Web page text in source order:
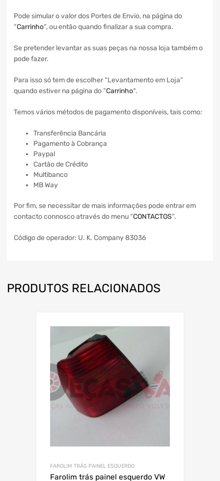
Pode simular o valor dos Portes de Envio, na página do
“Carrinho“, ou então quando finalizar a sua compra.
Se pretender levantar as suas peças na nossa loja também o
pode fazer.
Para isso só tem de escolher “Levantamento em Loja”
quando estiver na página do “Carrinho“.
Temos vários métodos de pagamento disponíveis, tais como:
Transferência Bancária
Pagamento à Cobrança
Paypal
Cartão de Crédito
Multibanco
MB Way
Por fim, se necessitar de mais informações pode entrar em
contacto connosco através do menu “CONTACTOS“.
Código de operador: U. K. Company 83036
PRODUTOS RELACIONADOS
FAROLIM TRÁS PAINEL ESQUERDO
Farolim trás painel esquerdo VW